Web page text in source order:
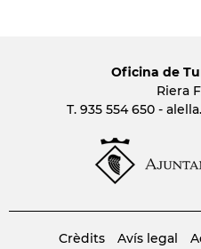
Oficina de
Riera
T. 935 554 650 -
Crèdits Avís legal